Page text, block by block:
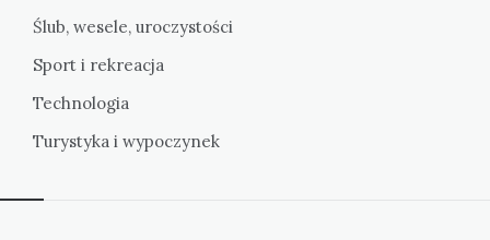
Ślub, wesele, uroczystości
Sport i rekreacja
Technologia
Turystyka i wypoczynek